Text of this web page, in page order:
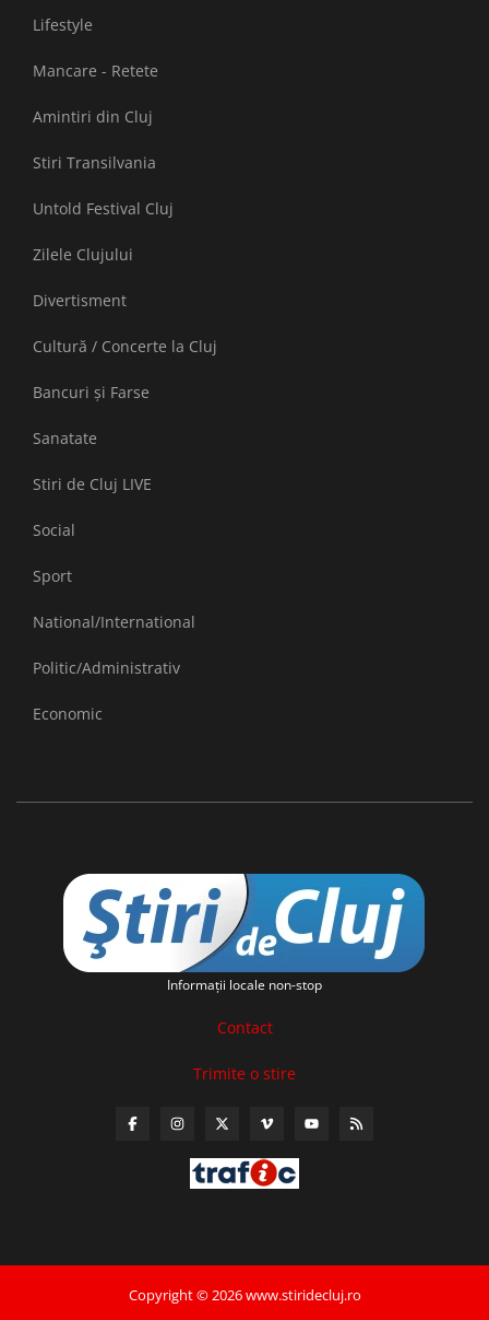
Lifestyle
Mancare - Retete
Amintiri din Cluj
Stiri Transilvania
Untold Festival Cluj
Zilele Clujului
Divertisment
Cultură / Concerte la Cluj
Bancuri și Farse
Sanatate
Stiri de Cluj LIVE
Social
Sport
National/International
Politic/Administrativ
Economic
Informaţii locale non-stop
Contact
Trimite o stire
Copyright © 2026 www.stiridecluj.ro